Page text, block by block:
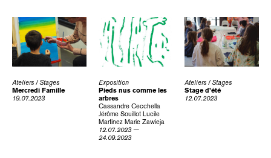
Ateliers / Stages
Mercredi Famille
19.07.2023
Exposition
Pieds nus comme les
arbres
Cassandre Cecchella
Jérôme Souillot Lucile
Martinez Marie Zawieja
12.07.2023 —
24.09.2023
Ateliers / Stages
Stage d’été
12.07.2023